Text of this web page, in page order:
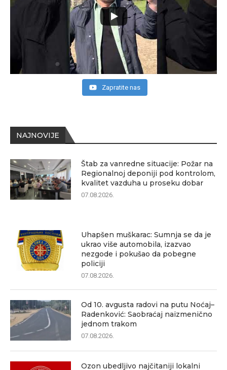
NAJNOVIJE
Štab za vanredne situacije: Požar na
Regionalnoj deponiji pod kontrolom,
kvalitet vazduha u proseku dobar
07.08.2026.
Uhapšen muškarac: Sumnja se da je
ukrao više automobila, izazvao
nezgode i pokušao da pobegne
policiji
07.08.2026.
Od 10. avgusta radovi na putu Noćaj–
Radenković: Saobraćaj naizmenično
jednom trakom
07.08.2026.
Ozon ubedljivo najčitaniji lokalni
Zapratite nas